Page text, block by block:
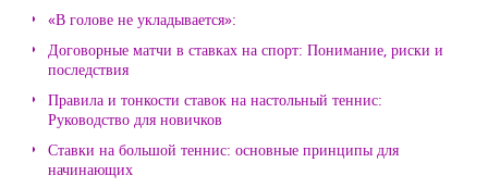
«В голове не укладывается»:
Договорные матчи в ставках на спорт: Понимание, риски и
последствия
Правила и тонкости ставок на настольный теннис:
Руководство для новичков
Ставки на большой теннис: основные принципы для
начинающих